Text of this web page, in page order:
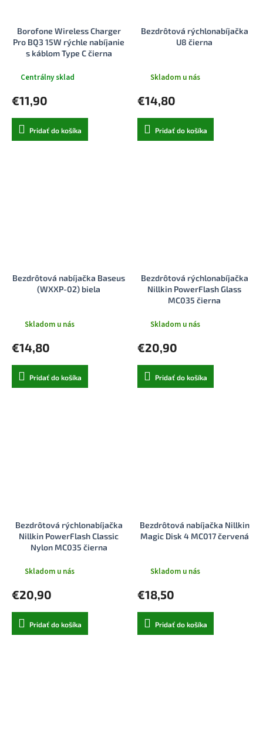
Borofone Wireless Charger
Pro BQ3 15W rýchle nabíjanie
s káblom Type C čierna
Centrálny sklad
€11,90
Pridať do košíka
Bezdrôtová rýchlonabíjačka
U8 čierna
Skladom u nás
€14,80
Pridať do košíka
Bezdrôtová nabíjačka Baseus
(WXXP-02) biela
Skladom u nás
€14,80
Pridať do košíka
Bezdrôtová rýchlonabíjačka
Nillkin PowerFlash Glass
MC035 čierna
Skladom u nás
€20,90
Pridať do košíka
Bezdrôtová rýchlonabíjačka
Nillkin PowerFlash Classic
Nylon MC035 čierna
Skladom u nás
€20,90
Pridať do košíka
Bezdrôtová nabíjačka Nillkin
Magic Disk 4 MC017 červená
Skladom u nás
€18,50
Pridať do košíka